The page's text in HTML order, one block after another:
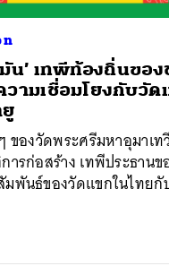
มัน’ เทพีท้องถิ่นขอ
ามเชื่อมโยงกับวัด
ของวัดพระศรีมหาอุมาเ
ารก่อสร้าง เทพีประธานข
มพันธ์ของวัดแขกในไทย